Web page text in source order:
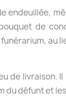
endeuillée,
de
au
de livraison.
du défunt et